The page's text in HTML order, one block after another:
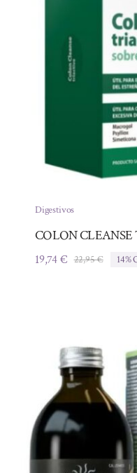
Digestivos
COLON CLEANSE
22,95€El
19,74€
El
14%